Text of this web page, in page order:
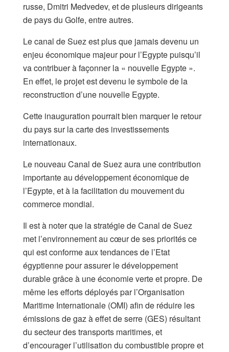
russe, Dmitri Medvedev, et de plusieurs dirigeants
de pays du Golfe, entre autres.
Le canal de Suez est plus que jamais devenu un
enjeu économique majeur pour l’Egypte puisqu’il
va contribuer à façonner la « nouvelle Egypte ».
En effet, le projet est devenu le symbole de la
reconstruction d’une nouvelle Egypte.
Cette inauguration pourrait bien marquer le retour
du pays sur la carte des investissements
internationaux.
Le nouveau Canal de Suez aura une contribution
importante au développement économique de
l’Egypte, et à la facilitation du mouvement du
commerce mondial.
Il est à noter que la stratégie de Canal de Suez
met l’environnement au cœur de ses priorités ce
qui est conforme aux tendances de l’Etat
égyptienne pour assurer le développement
durable grâce à une économie verte et propre. De
même les efforts déployés par l’Organisation
Maritime Internationale (OMI) afin de réduire les
émissions de gaz à effet de serre (GES) résultant
du secteur des transports maritimes, et
d’encourager l’utilisation du combustible propre et